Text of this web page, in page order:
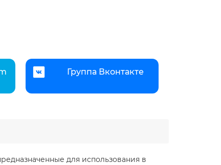
Группа Вконтакте
для использования в